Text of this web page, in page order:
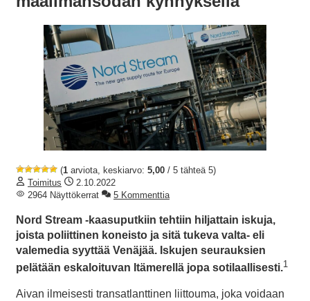
(1 arviota, keskiarvo: 5,00 / 5 tähteä 5)
Toimitus
2.10.2022
2964 Näyttökerrat
5 Kommenttia
Nord Stream -kaasuputkiin tehtiin hiljattain iskuja,
joista poliittinen koneisto ja sitä tukeva valta- eli
valemedia syyttää Venäjää. Iskujen seurauksien
pelätään eskaloituvan Itämerellä jopa sotilaallisesti.1
Aivan ilmeisesti transatlanttinen liittouma, joka voidaan